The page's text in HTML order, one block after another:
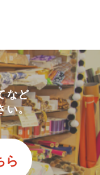
など
い。
ら